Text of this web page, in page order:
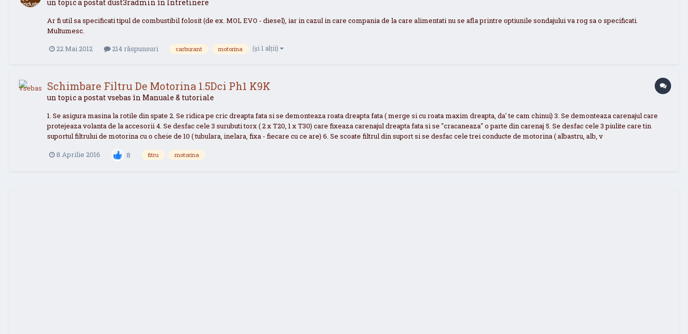
un topic a postatdust3radmin în Intretinere
Ar fi util sa specificati tipul de combustibil folosit (de ex. MOL EVO - diesel), iar in cazul in care compania de la care alimentati nu se afla printre optiunile sondajului va rog sa o specificati.
Multumesc.
22 Mai 2012
214 răspunsuri carburant motorina (și 1 alții)
Schimbare Filtru De Motorina 1.5Dci Ph1 K9K
un topic a postatvsebas în Manuale & tutoriale
1. Se asigura masina la rotile din spate 2. Se ridica pe cric dreapta fata si se demonteaza roata dreapta fata ( merge si cu roata maxim dreapta, da' te cam chinui) 3. Se demonteaza carenajul care
protejeaza volanta de la accesorii 4. Se desfac cele 3 surubuti torx ( 2 x T20, 1 x T30) care fixeaza carenajul dreapta fata si se "cracaneaza" o parte din carenaj 5. Se desfac cele 3 piulite care tin
suportul filtrului de motorina cu o cheie de 10 ( tubulara, inelara, fixa - fiecare cu ce are) 6. Se scoate filtrul din suport si se desfac cele trei conducte de motorina ( albastru, alb, v
8 Aprilie 2016 8 fitru motorina